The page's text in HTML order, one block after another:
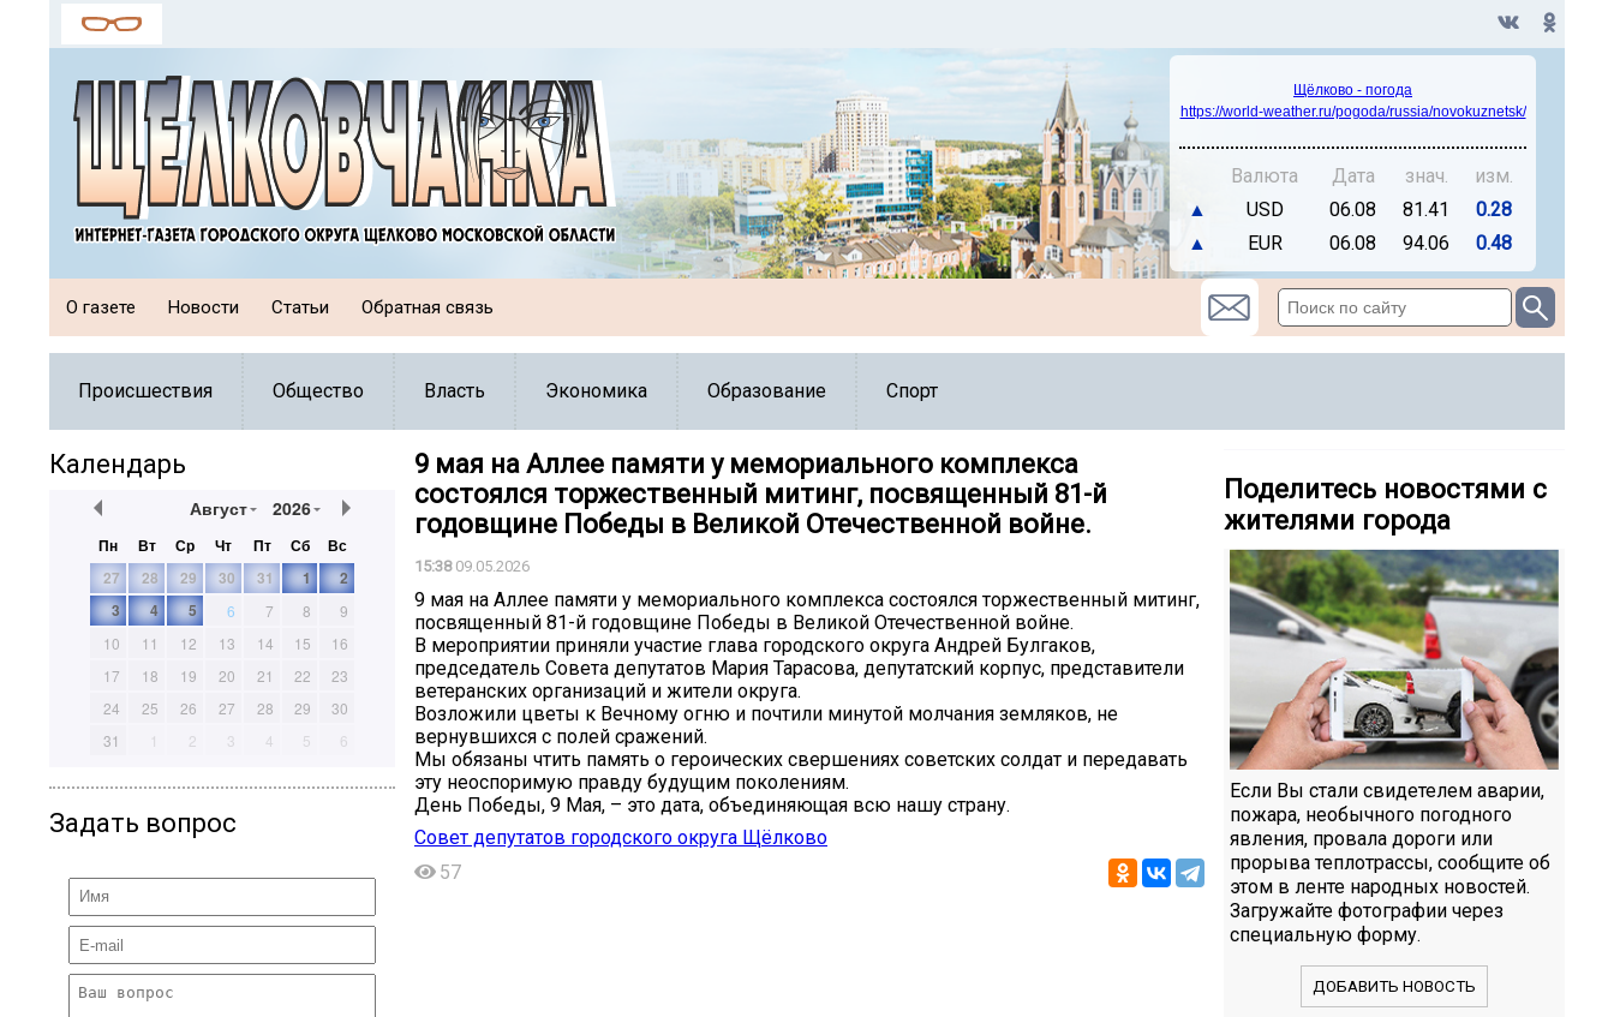
Щёлково - погода
https://world-weather.ru/pogoda/russia/novokuznetsk/
Валюта Дата знач.
изм.
▲
USD 06.08 81.41
0.28
▲
EUR 06.08 94.06 0.48
О газете Новости Статьи Обратная связь
Происшествия Общество Власть Экономика Образование Спорт
Календарь
Август 2026
Пн Вт Ср Чт Пт Сб
Вс
27
28 29 30 31 1
2
3
4 5 6 7 8
9
10
11 12 13 14 15
16
17
18 19 20 21 22
23
24
25 26 27 28 29
30
31
1 2 3 4 5 6
Задать вопрос
9 мая на Аллее памяти у мемориального комплекса
состоялся торжественный митинг, посвященный 81-й
годовщине Победы в Великой Отечественной войне.
15:3809.05.2026
9 мая на Аллее памяти у мемориального комплекса состоялся торжественный митинг,
посвященный 81-й годовщине Победы в Великой Отечественной войне.
В мероприятии приняли участие глава городского округа Андрей Булгаков,
председатель Совета депутатов Мария Тарасова, депутатский корпус, представители
ветеранских организаций и жители округа.
Возложили цветы к Вечному огню и почтили минутой молчания земляков, не
вернувшихся с полей сражений.
Мы обязаны чтить память о героических свершениях советских солдат и передавать
эту неоспоримую правду будущим поколениям.
День Победы, 9 Мая, – это дата, объединяющая всю нашу страну.
Совет депутатов городского округа Щёлково
57
Поделитесь новостями с
жителями города
Если Вы стали свидетелем аварии,
пожара, необычного погодного
явления, провала дороги или
прорыва теплотрассы, сообщите об
этом в ленте народных новостей.
Загружайте фотографии через
специальную форму.
ДОБАВИТЬ НОВОСТЬ